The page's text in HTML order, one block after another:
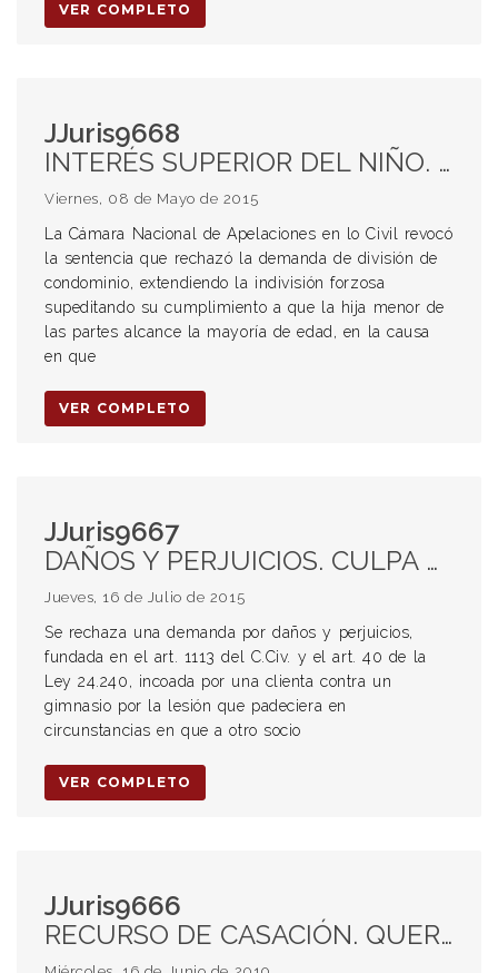
VER COMPLETO
JJuris9668
INTERÉS SUPERIOR DEL NIÑO. CONCUBINATO. BIENES INMUEBLES. CONDOMINIO. INDIVISIÓN FORZOSA.
Viernes, 08 de Mayo de 2015
La Cámara Nacional de Apelaciones en lo Civil revocó
la sentencia que rechazó la demanda de división de
condominio, extendiendo la indivisión forzosa
supeditando su cumplimiento a que la hija menor de
las partes alcance la mayoría de edad, en la causa
en que
VER COMPLETO
JJuris9667
DAÑOS Y PERJUICIOS. CULPA DE UN TERCERO.
Jueves, 16 de Julio de 2015
Se rechaza una demanda por daños y perjuicios,
fundada en el art. 1113 del C.Civ. y el art. 40 de la
Ley 24.240, incoada por una clienta contra un
gimnasio por la lesión que padeciera en
circunstancias en que a otro socio
VER COMPLETO
JJuris9666
RECURSO DE CASACIÓN. QUERELLA. QUERELLANTE. SOCIEDAD ANÓNIMA. PROCESAL PENAL.